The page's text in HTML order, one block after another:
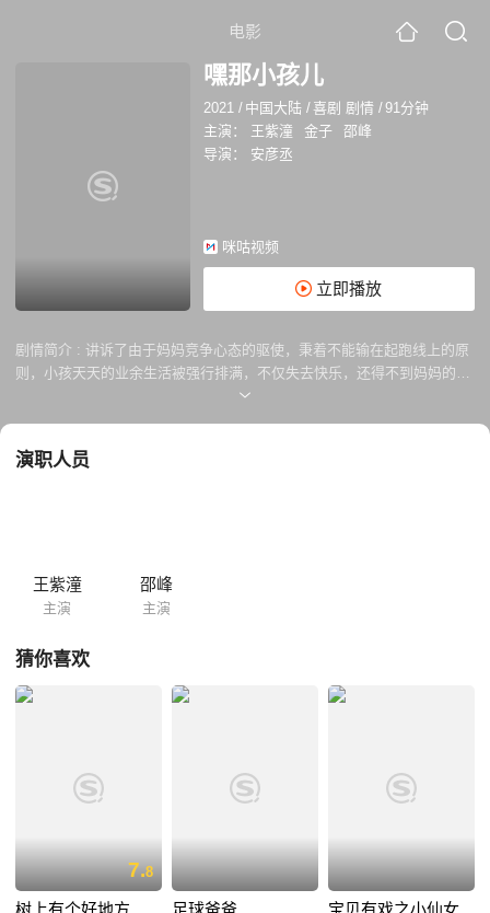
电影
嘿那小孩儿
2021 / 中国大陆 /喜剧 剧情 /91分钟
主演：
王紫潼 金子
邵峰
导演：
安彦丞
咪咕视频
立即播放
剧情简介 : 讲诉了由于妈妈竞争心态的驱使，秉着不能输在起跑线上的原
则，小孩天天的业余生活被强行排满，不仅失去快乐，还得不到妈妈的陪
伴，最终，在保姆张小娥的帮助下，终于找到童年应有的快乐的故事。
演职人员
王紫潼
主演
邵峰
主演
猜你喜欢
7.8
树上有个好地方 足球爸爸 宝贝有戏之小仙女